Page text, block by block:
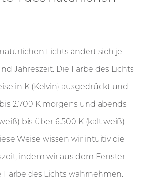
Lichts ändert sich je
Jahreszeit. Die Farbe des Lichts
in K (Kelvin) ausgedrückt und
2.700 K morgens und abends
bis über 6.500 K (kalt weiß)
Weise wissen wir intuitiv die
indem wir aus dem Fenster
Farbe des Lichts wahrnehmen.